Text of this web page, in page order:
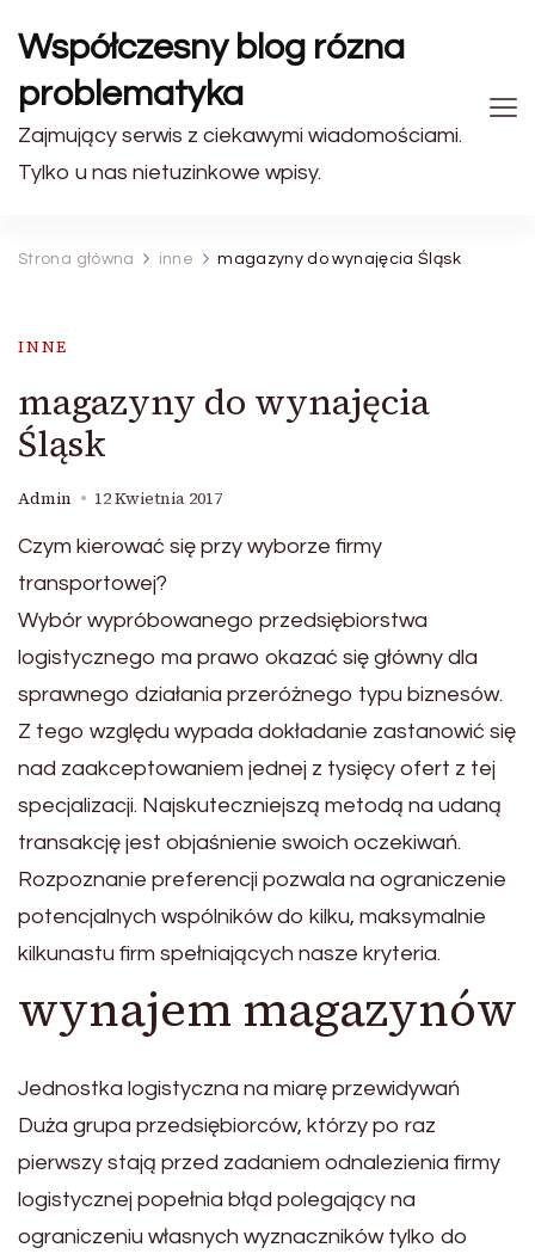
Współczesny blog rózna
problematyka
Zajmujący serwis z ciekawymi wiadomościami.
Tylko u nas nietuzinkowe wpisy.
Strona główna inne magazyny do wynajęcia Śląsk
INNE
magazyny do wynajęcia
Śląsk
Admin 12 Kwietnia 2017
Czym kierować się przy wyborze firmy
transportowej?
Wybór wypróbowanego przedsiębiorstwa
logistycznego ma prawo okazać się główny dla
sprawnego działania przeróżnego typu biznesów.
Z tego względu wypada dokładanie zastanowić się
nad zaakceptowaniem jednej z tysięcy ofert z tej
specjalizacji. Najskuteczniejszą metodą na udaną
transakcję jest objaśnienie swoich oczekiwań.
Rozpoznanie preferencji pozwala na ograniczenie
potencjalnych wspólników do kilku, maksymalnie
kilkunastu firm spełniających nasze kryteria.
wynajem magazynów
Jednostka logistyczna na miarę przewidywań
Duża grupa przedsiębiorców, którzy po raz
pierwszy stają przed zadaniem odnalezienia firmy
logistycznej popełnia błąd polegający na
ograniczeniu własnych wyznaczników tylko do